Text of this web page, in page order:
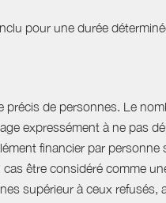
pour une durée
de personnes. Le
expressément à ne pas
financier par
être considéré comme
supérieur à ceux refusés,